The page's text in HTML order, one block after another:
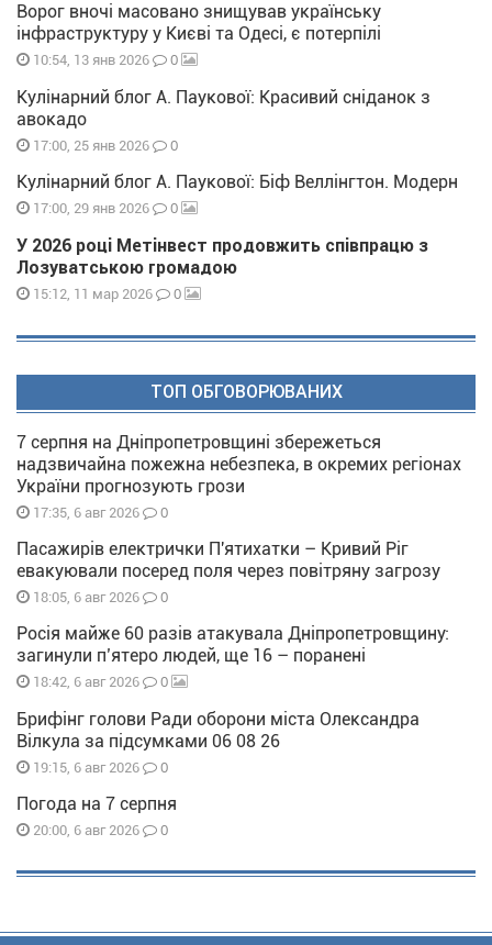
Ворог вночі масовано знищував українську
інфраструктуру у Києві та Одесі, є потерпілі
10:54, 13 янв 2026 0
Кулінарний блог А. Паукової: Красивий сніданок з
авокадо
17:00, 25 янв 2026 0
Кулінарний блог А. Паукової: Біф Веллінгтон. Модерн
17:00, 29 янв 2026 0
У 2026 році Метінвест продовжить співпрацю з
Лозуватською громадою
15:12, 11 мар 2026 0
ТОП ОБГОВОРЮВАНИХ
7 серпня на Дніпропетровщині збережеться
надзвичайна пожежна небезпека, в окремих регіонах
України прогнозують грози
17:35, 6 авг 2026 0
Пасажирів електрички П'ятихатки – Кривий Ріг
евакуювали посеред поля через повітряну загрозу
18:05, 6 авг 2026 0
Росія майже 60 разів атакувала Дніпропетровщину:
загинули п’ятеро людей, ще 16 – поранені
18:42, 6 авг 2026 0
Брифінг голови Ради оборони міста Олександра
Вілкула за підсумками 06 08 26
19:15, 6 авг 2026 0
Погода на 7 серпня
20:00, 6 авг 2026 0